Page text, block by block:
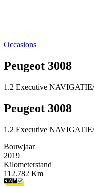
Occasions
Peugeot 3008
1.2 Executive
Peugeot 3008
1.2 Executive
Bouwjaar
2019
Kilometerstand
112.782 Km